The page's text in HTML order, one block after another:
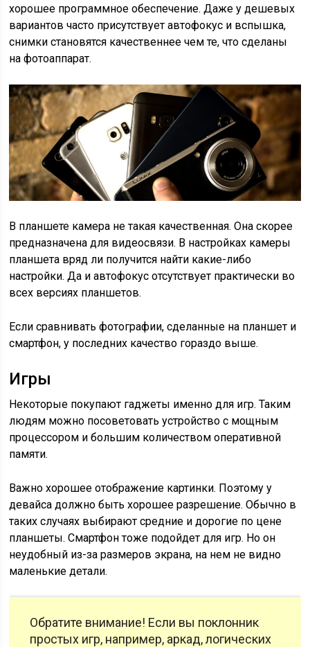
хорошее программное обеспечение. Даже у дешевых
вариантов часто присутствует автофокус и вспышка,
снимки становятся качественнее чем те, что сделаны
на фотоаппарат.
В планшете камера не такая качественная. Она скорее
предназначена для видеосвязи. В настройках камеры
планшета вряд ли получится найти какие-либо
настройки. Да и автофокус отсутствует практически во
всех версиях планшетов.
Если сравнивать фотографии, сделанные на планшет и
смартфон, у последних качество гораздо выше.
Игры
Некоторые покупают гаджеты именно для игр. Таким
людям можно посоветовать устройство с мощным
процессором и большим количеством оперативной
памяти.
Важно хорошее отображение картинки. Поэтому у
девайса должно быть хорошее разрешение. Обычно в
таких случаях выбирают средние и дорогие по цене
планшеты. Смартфон тоже подойдет для игр. Но он
неудобный из-за размеров экрана, на нем не видно
маленькие детали.
Обратите внимание! Если вы поклонник
простых игр, например, аркад, логических